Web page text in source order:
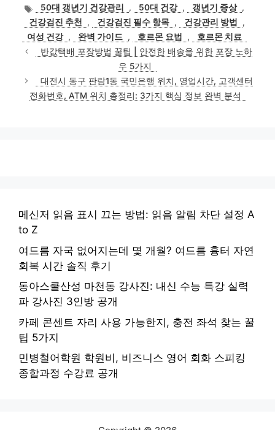
고
리
태
그
50대 갱년기 건강관리 , 50대 건강 , 갱년기 증상 ,
건강검진 추천
, 건강검진 필수 항목 , 건강관리 방법
,
여성 건강 , 완벽 가이드 , 호르몬 요법 ,
호르몬 치료
반값택배 포장방법 꿀팁 | 안전한 배송을 위한 포장 노하
우 5가지
대전시 동구 판람1동 국민은행 위치, 영업시간, 고객센터
전화번호, ATM 위치 총정리: 3가지 핵심 정보 완벽 분석
메신저 읽음 표시 끄는 방법: 읽음 알림 차단 설정 A
to Z
여드름 자국 없어지는데 몇 개월? 여드름 흉터 자연
회복 시간 솔직 후기
동아스쿨산성 마천동 강사진: 내신 수능 특강 실력
파 강사진 3인방 공개
카페 콘센트 자리 사용 가능한지, 충전 좌석 찾는 꿀
팁 5가지
민병철어학원 학원비, 비즈니스 영어 회화 스피킹
종합과정 수강료 공개